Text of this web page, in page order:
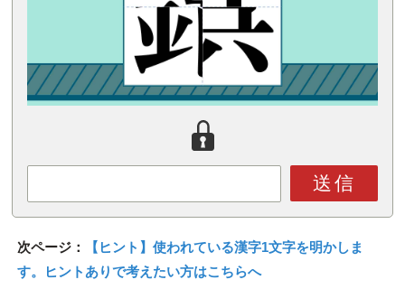
送信
次ページ：
【ヒント】使われている漢字1文字を明かしま
す。ヒントありで考えたい方はこちらへ